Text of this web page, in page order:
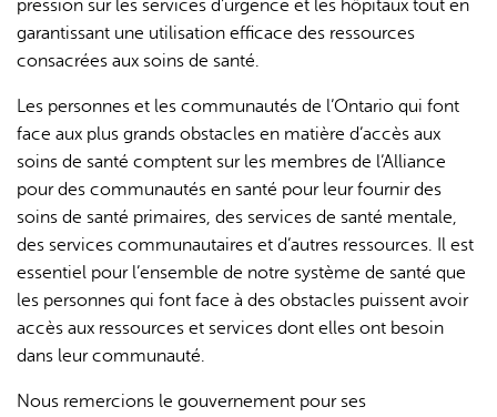
pression sur les services d’urgence et les hôpitaux tout en
garantissant une utilisation efficace des ressources
consacrées aux soins de santé.
Les personnes et les communautés de l’Ontario qui font
face aux plus grands obstacles en matière d’accès aux
soins de santé comptent sur les membres de l’Alliance
pour des communautés en santé pour leur fournir des
soins de santé primaires, des services de santé mentale,
des services communautaires et d’autres ressources. Il est
essentiel pour l’ensemble de notre système de santé que
les personnes qui font face à des obstacles puissent avoir
accès aux ressources et services dont elles ont besoin
dans leur communauté.
Nous remercions le gouvernement pour ses